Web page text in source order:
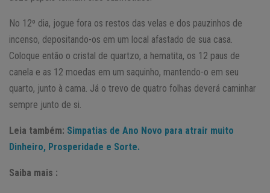
No 12º dia, jogue fora os restos das velas e dos pauzinhos de
incenso, depositando-os em um local afastado de sua casa.
Coloque então o cristal de quartzo, a hematita, os 12 paus de
canela e as 12 moedas em um saquinho, mantendo-o em seu
quarto, junto à cama. Já o trevo de quatro folhas deverá caminhar
sempre junto de si.
Leia também: Simpatias de Ano Novo para atrair muito
Dinheiro, Prosperidade e Sorte.
Saiba mais :